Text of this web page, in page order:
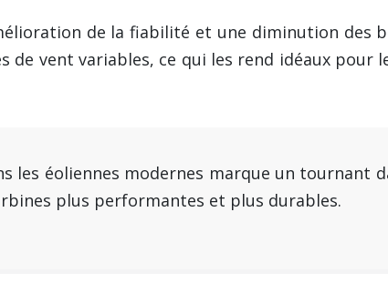
de la fiabilité et une diminution des
vent variables, ce qui les rend idéaux pour
les éoliennes modernes marque un tournant
plus performantes et plus durables.